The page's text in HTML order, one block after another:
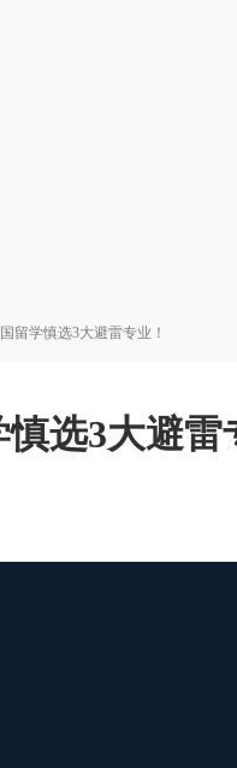
留学慎选3大避雷专业！
选3大避雷